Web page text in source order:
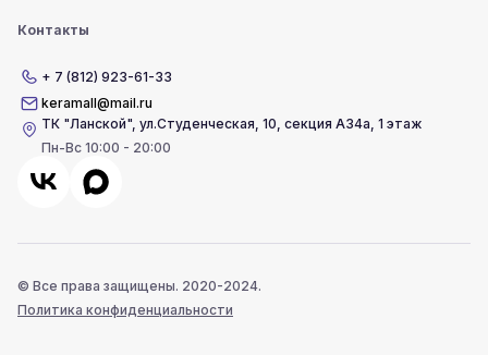
Контакты
+ 7 (812) 923-61-33
keramall@mail.ru
ТК "Ланской",ул.Студенческая, 10, секция А34а, 1 этаж
Пн-Вс 10:00 - 20:00
© Все права защищены. 2020-2024.
Политика конфиденциальности